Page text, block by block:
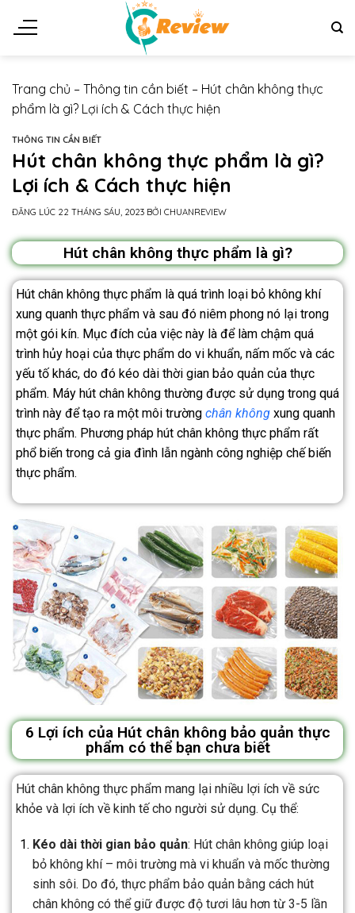
Trang chủ – Thông tin cần biết – Hút chân không thực
phẩm là gì? Lợi ích & Cách thực hiện
THÔNG TIN CẦN BIẾT
Hút chân không thực phẩm là gì?
Lợi ích & Cách thực hiện
ĐĂNG LÚC 22 THÁNG SÁU, 2023 BỞI CHUANREVIEW
Hút chân không thực phẩm là gì?
Hút chân không thực phẩm là quá trình loại bỏ không khí
xung quanh thực phẩm và sau đó niêm phong nó lại trong
một gói kín. Mục đích của việc này là để làm chậm quá
trình hủy hoại của thực phẩm do vi khuẩn, nấm mốc và các
yếu tố khác, do đó kéo dài thời gian bảo quản của thực
phẩm. Máy hút chân không thường được sử dụng trong quá
trình này để tạo ra một môi trường chân không xung quanh
thực phẩm. Phương pháp hút chân không thực phẩm rất
phổ biến trong cả gia đình lẫn ngành công nghiệp chế biến
thực phẩm.
6 Lợi ích của Hút chân không bảo quản thực
phẩm có thể bạn chưa biết
Hút chân không thực phẩm mang lại nhiều lợi ích về sức
khỏe và lợi ích về kinh tế cho người sử dụng. Cụ thể:
Kéo dài thời gian bảo quản: Hút chân không giúp loại
bỏ không khí – môi trường mà vi khuẩn và mốc thường
sinh sôi. Do đó, thực phẩm bảo quản bằng cách hút
chân không có thể giữ được độ tươi lâu hơn từ 3-5 lần